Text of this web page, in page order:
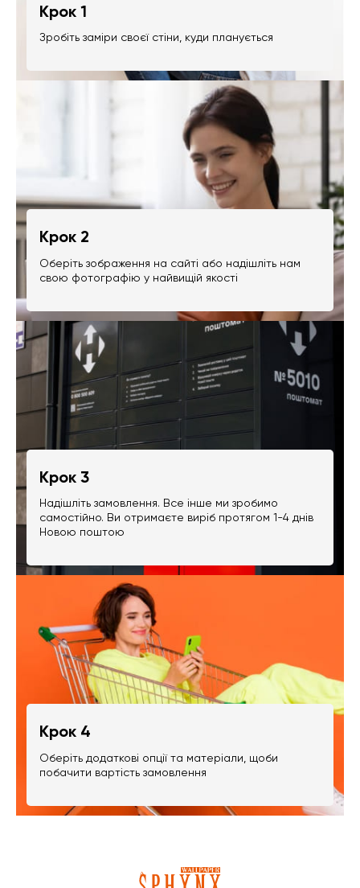
Крок 1
Зробіть заміри своєї стіни, куди планується
Крок 2
Оберіть зображення на сайті або надішліть нам
свою фотографію у найвищій якості
Крок 3
Надішліть замовлення. Все інше ми зробимо
самостійно. Ви отримаєте виріб протягом 1-4 днів
Новою поштою
Крок 4
Оберіть додаткові опції та матеріали, щоби
побачити вартість замовлення